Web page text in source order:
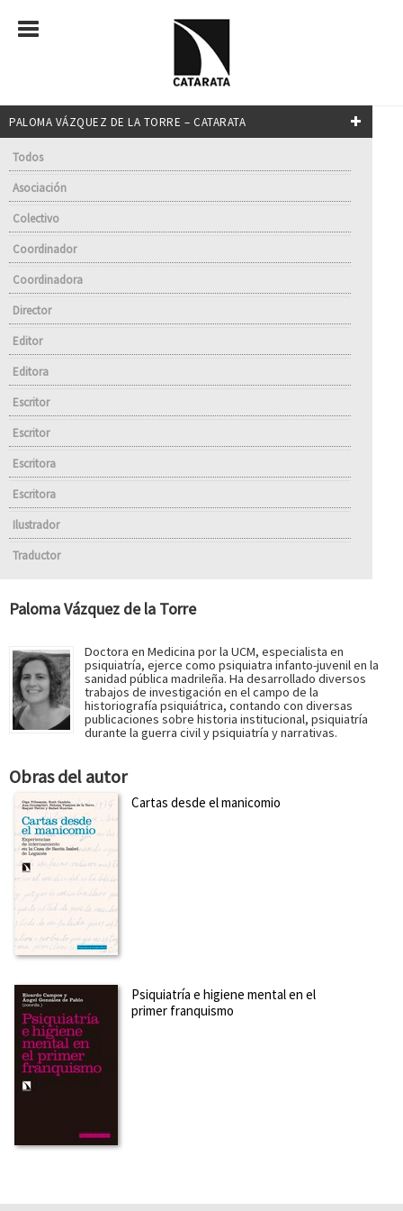
PALOMA VÁZQUEZ DE LA TORRE – CATARATA
Todos
Asociación
Colectivo
Coordinador
Coordinadora
Director
Editor
Editora
Escritor
Escritor
Escritora
Escritora
Ilustrador
Traductor
Paloma Vázquez de la Torre
Doctora en Medicina por la UCM, especialista en
psiquiatría, ejerce como psiquiatra infanto-juvenil en la
sanidad pública madrileña. Ha desarrollado diversos
trabajos de investigación en el campo de la
historiografía psiquiátrica, contando con diversas
publicaciones sobre historia institucional, psiquiatría
durante la guerra civil y psiquiatría y narrativas.
Obras del autor
Cartas desde el manicomio
Psiquiatría e higiene mental en el
primer franquismo